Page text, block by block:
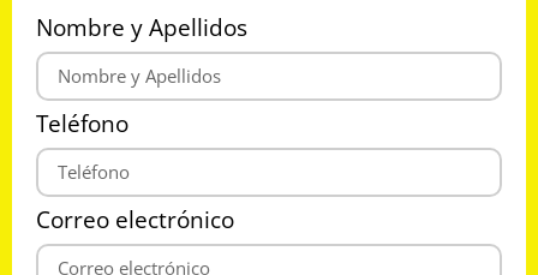
Nombre y Apellidos
Teléfono
Correo electrónico